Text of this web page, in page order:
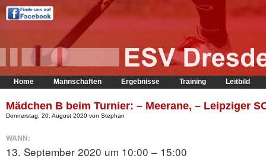
Home Mannschaften Ergebnisse Training Leitbild
Mädchen B beim Turnier: – Meerane, – Leipziger
Donnerstag, 20. August 2020 von Stephan
WANN:
13. September 2020 um 10:00 – 15:00